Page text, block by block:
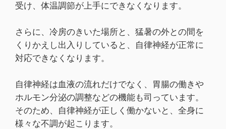
受け、体温調節が上手にできなくなります。
さらに、冷房のきいた場所と、猛暑の外との間を
くりかえし出入りしていると、自律神経が正常に
対応できなくなります。
自律神経は血液の流れだけでなく、胃腸の働きや
ホルモン分泌の調整などの機能も司っています。
そのため、自律神経が正しく働かないと、全身に
様々な不調が起こります。